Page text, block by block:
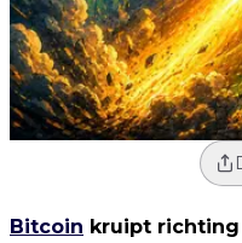
Bitcoin kruipt